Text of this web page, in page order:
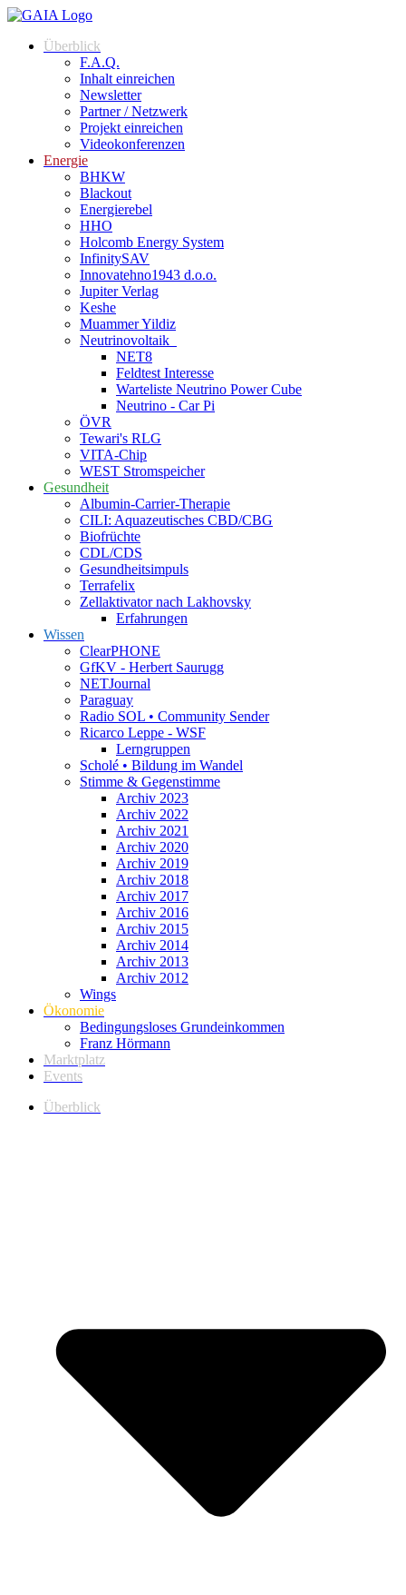
Überblick
F.A.Q.
Inhalt einreichen
Newsletter
Partner / Netzwerk
Projekt einreichen
Videokonferenzen
Energie
BHKW
Blackout
Energierebel
HHO
Holcomb Energy System
InfinitySAV
Innovatehno1943 d.o.o.
Jupiter Verlag
Keshe
Muammer Yildiz
Neutrinovoltaik
NET8
Feldtest Interesse
Warteliste Neutrino Power Cube
Neutrino - Car Pi
ÖVR
Tewari's RLG
VITA-Chip
WEST Stromspeicher
Gesundheit
Albumin-Carrier-Therapie
CILI: Aquazeutisches CBD/CBG
Biofrüchte
CDL/CDS
Gesundheitsimpuls
Terrafelix
Zellaktivator nach Lakhovsky
Erfahrungen
Wissen
ClearPHONE
GfKV - Herbert Saurugg
NETJournal
Paraguay
Radio SOL • Community Sender
Ricarco Leppe - WSF
Lerngruppen
Scholé • Bildung im Wandel
Stimme & Gegenstimme
Archiv 2023
Archiv 2022
Archiv 2021
Archiv 2020
Archiv 2019
Archiv 2018
Archiv 2017
Archiv 2016
Archiv 2015
Archiv 2014
Archiv 2013
Archiv 2012
Wings
Ökonomie
Bedingungsloses Grundeinkommen
Franz Hörmann
Marktplatz
Events
Überblick